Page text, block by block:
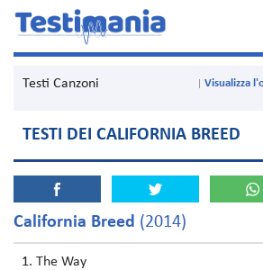
Testi Canzoni
Visualizza
TESTI DEI CALIFORNIA BREED
California Breed (2014)
The Way